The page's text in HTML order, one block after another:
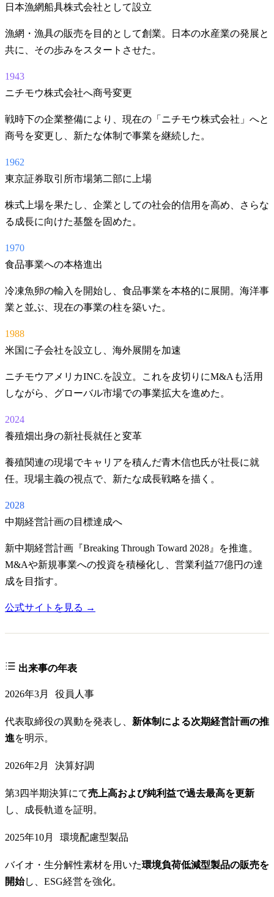
日本漁網船具株式会社として設立
漁網・漁具の販売を目的として創業。日本の水産業の発展と
共に、その歩みをスタートさせた。
1943
ニチモウ株式会社へ商号変更
戦時下の企業整備により、現在の「ニチモウ株式会社」へと
商号を変更し、新たな体制で事業を継続した。
1962
東京証券取引所市場第二部に上場
株式上場を果たし、企業としての社会的信用を高め、さらな
る成長に向けた基盤を固めた。
1970
食品事業への本格進出
冷凍魚卵の輸入を開始し、食品事業を本格的に展開。海洋事
業と並ぶ、現在の事業の柱を築いた。
1988
米国に子会社を設立し、海外展開を加速
ニチモウアメリカINC.を設立。これを皮切りにM&Aも活用
しながら、グローバル市場での事業拡大を進めた。
2024
養殖畑出身の新社長就任と変革
養殖関連の現場でキャリアを積んだ青木信也氏が社長に就
任。現場主義の視点で、新たな成長戦略を描く。
2028
中期経営計画の目標達成へ
新中期経営計画『Breaking Through Toward 2028』を推進。
M&Aや新規事業への投資を積極化し、営業利益77億円の達
成を目指す。
公式サイトを見る →
出来事の年表
2026年3月 役員人事
代表取締役の異動を発表し、 新体制による次期経営計画の推
進を明示。
2026年2月 決算好調
第3四半期決算にて売上高および純利益で過去最高を更新
し、成長軌道を証明。
2025年10月 環境配慮型製品
バイオ・生分解性素材を用いた環境負荷低減型製品の販売を
開始し、ESG経営を強化。